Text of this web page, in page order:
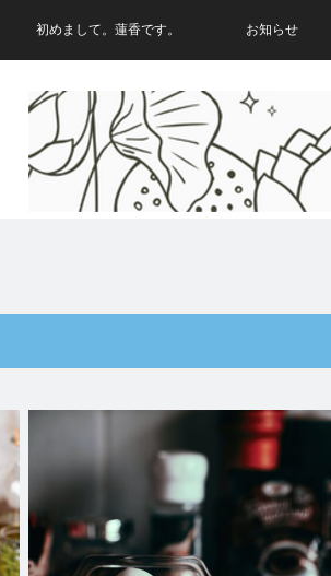
初めまして。蓮香です。 お知らせ